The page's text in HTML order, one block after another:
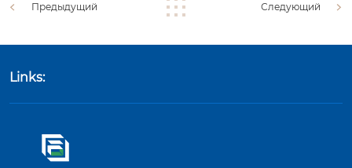
Предыдущий Следующий
Links: